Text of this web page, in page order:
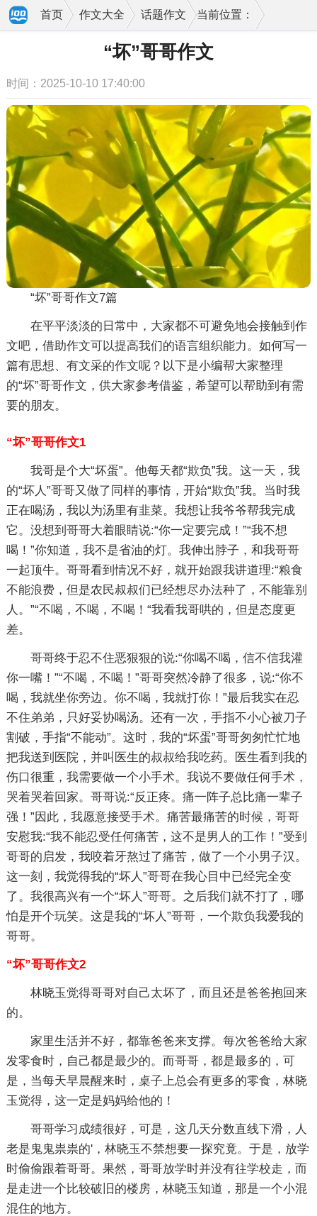
当前位置：
首页 作文大全 话题作文
“坏”哥哥作文
时间：2025-10-10 17:40:00
“坏”哥哥作文7篇
在平平淡淡的日常中，大家都不可避免地会接触到作
文吧，借助作文可以提高我们的语言组织能力。如何写一
篇有思想、有文采的作文呢？以下是小编帮大家整理
的“坏”哥哥作文，供大家参考借鉴，希望可以帮助到有需
要的朋友。
“坏”哥哥作文1
我哥是个大“坏蛋”。他每天都“欺负”我。这一天，我
的“坏人”哥哥又做了同样的事情，开始“欺负”我。当时我
正在喝汤，我以为汤里有韭菜。我想让我爷爷帮我完成
它。没想到哥哥大着眼睛说:“你一定要完成！”“我不想
喝！”你知道，我不是省油的灯。我伸出脖子，和我哥哥
一起顶牛。哥哥看到情况不好，就开始跟我讲道理:“粮食
不能浪费，但是农民叔叔们已经想尽办法种了，不能靠别
人。”“不喝，不喝，不喝！“我看我哥哄的，但是态度更
差。
哥哥终于忍不住恶狠狠的说:“你喝不喝，信不信我灌
你一嘴！”“不喝，不喝！”哥哥突然冷静了很多，说:“你不
喝，我就坐你旁边。你不喝，我就打你！”最后我实在忍
不住弟弟，只好妥协喝汤。还有一次，手指不小心被刀子
割破，手指“不能动”。这时，我的“坏蛋”哥哥匆匆忙忙地
把我送到医院，并叫医生的叔叔给我吃药。医生看到我的
伤口很重，我需要做一个小手术。我说不要做任何手术，
哭着哭着回家。哥哥说:“反正疼。痛一阵子总比痛一辈子
强！”因此，我愿意接受手术。痛苦最痛苦的时候，哥哥
安慰我:“我不能忍受任何痛苦，这不是男人的工作！”受到
哥哥的启发，我咬着牙熬过了痛苦，做了一个小男子汉。
这一刻，我觉得我的“坏人”哥哥在我心目中已经完全变
了。我很高兴有一个“坏人”哥哥。之后我们就不打了，哪
怕是开个玩笑。这是我的“坏人”哥哥，一个欺负我爱我的
哥哥。
“坏”哥哥作文2
林晓玉觉得哥哥对自己太坏了，而且还是爸爸抱回来
的。
家里生活并不好，都靠爸爸来支撑。每次爸爸给大家
发零食时，自己都是最少的。而哥哥，都是最多的，可
是，当每天早晨醒来时，桌子上总会有更多的零食，林晓
玉觉得，这一定是妈妈给他的！
哥哥学习成绩很好，可是，这几天分数直线下滑，人
老是鬼鬼祟祟的'，林晓玉不禁想要一探究竟。于是，放学
时偷偷跟着哥哥。果然，哥哥放学时并没有往学校走，而
是走进一个比较破旧的楼房，林晓玉知道，那是一个小混
混住的地方。